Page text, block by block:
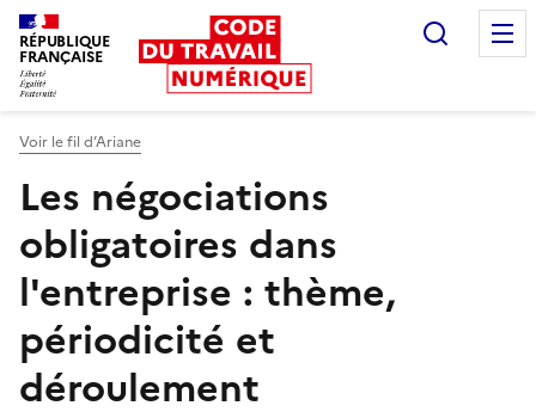
RÉPUBLIQUE
FRANÇAISE
Voir le fil d’Ariane
Les négociations
obligatoires dans
l'entreprise : thème,
périodicité et
déroulement